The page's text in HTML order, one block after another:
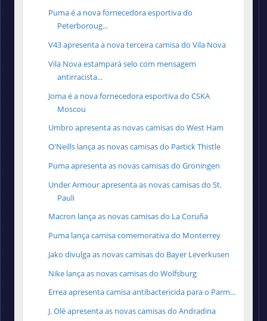
Puma é a nova fornecedora esportiva do
Peterboroug...
V43 apresenta a nova terceira camisa do Vila Nova
Vila Nova estampará selo com mensagem
antirracista...
Joma é a nova fornecedora esportiva do CSKA
Moscou
Umbro apresenta as novas camisas do West Ham
O'Neills lança as novas camisas do Partick Thistle
Puma apresenta as novas camisas do Groningen
Under Armour apresenta as novas camisas do St.
Pauli
Macron lança as novas camisas do La Coruña
Puma lança camisa comemorativa do Monterrey
Jako divulga as novas camisas do Bayer Leverkusen
Nike lança as novas camisas do Wolfsburg
Errea apresenta camisa antibactericida para o Parm...
J. Olé apresenta as novas camisas do Andradina